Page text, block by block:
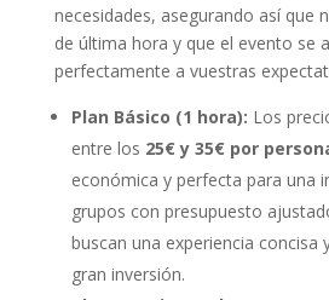
necesidades, asegurando así que
de última hora y que el evento se
perfectamente a vuestras
Plan Básico (1 hora): Los
entre los 25€ y 35€ por
económica y perfecta para una
grupos con presupuesto
buscan una experiencia concisa
gran inversión.